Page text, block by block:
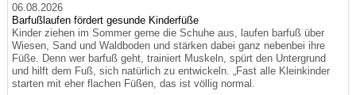
06.08.2026
Barfußlaufen fördert gesunde Kinderfüße
Kinder ziehen im Sommer gerne die Schuhe aus, laufen barfuß über
Wiesen, Sand und Waldboden und stärken dabei ganz nebenbei ihre
Füße. Denn wer barfuß geht, trainiert Muskeln, spürt den Untergrund
und hilft dem Fuß, sich natürlich zu entwickeln. „Fast alle Kleinkinder
starten mit eher flachen Füßen, das ist völlig normal.